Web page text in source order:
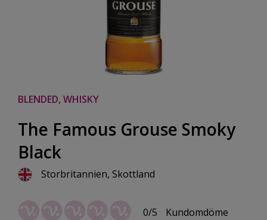
BLENDED, WHISKY
The Famous Grouse Smoky
Black
Storbritannien, Skottland
0/5 Kundomdöme